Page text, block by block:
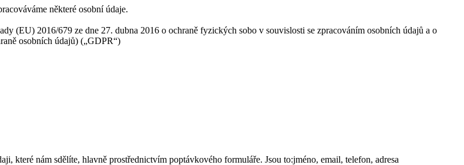
některé osobní údaje.
(EU) 2016/679 ze dne 27. dubna 2016 o ochraně fyzických sobo v souvislosti se zpracováním osobních údajů a o
osobních údajů) („GDPR“)
které nám sdělíte, hlavně prostřednictvím poptávkového formuláře. Jsou to:jméno, email, telefon, adresa